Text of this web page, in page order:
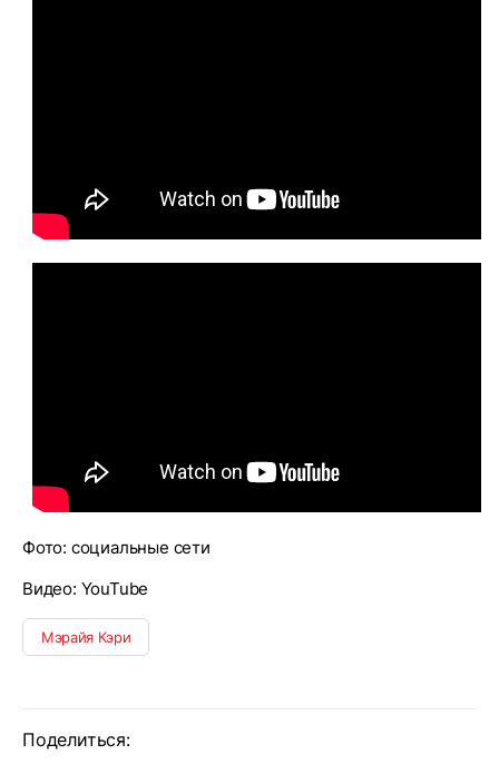
Фото: социальные сети
Видео: YouTube
Мэрайя Кэри
Поделиться: